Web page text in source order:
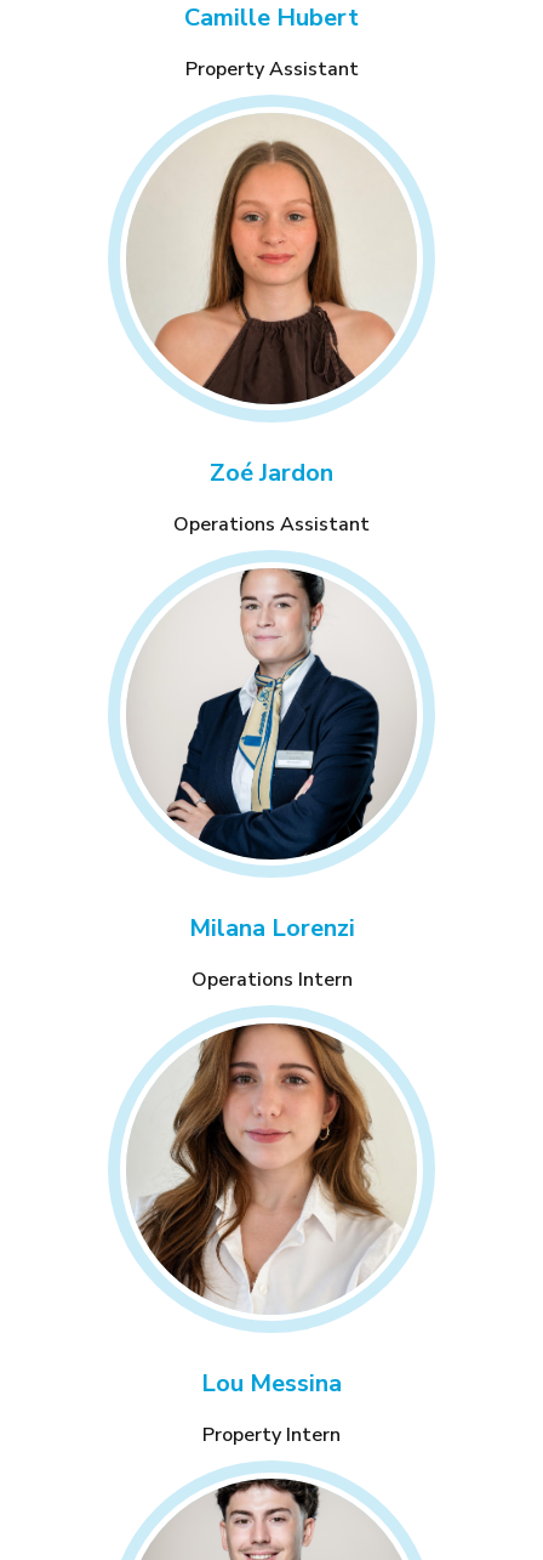
Camille Hubert
Property Assistant
Zoé Jardon
Operations Assistant
Milana Lorenzi
Operations Intern
Lou Messina
Property Intern